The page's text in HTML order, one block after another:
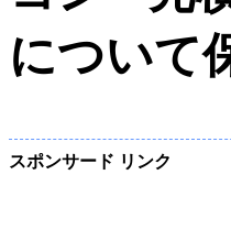
について
スポンサード リンク